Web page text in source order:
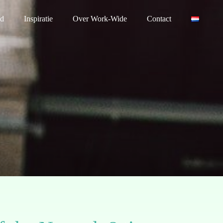
Inspiratie Over Work-Wide Contact